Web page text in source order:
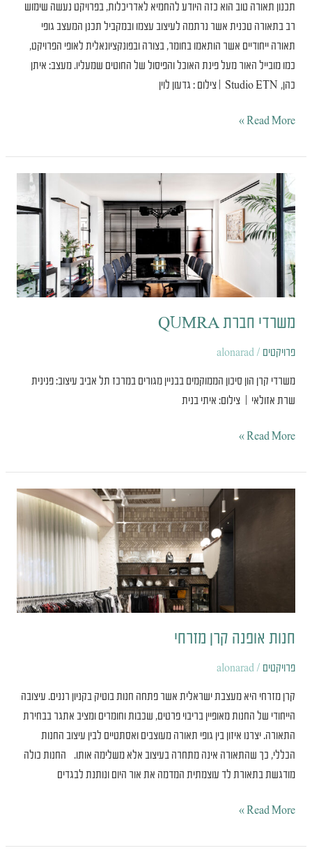
תכנון תאורה טוב הוא כזה היודע להחמיא לאדריכלות, בפרויקט נעשה שימוש
רב בתאורה טכנית אשר נרתמה לעיצוב עצמו ובמקביל תכנן המעצב גופי
תאורה ייחודיים אשר הותאמו בחומר, בצורה ובפונקציונאלית לאופי הפרויקט,
כמו מובייל האור מעל פינת האוכל והפיסול של החוטים שמעליו. מעצב: איתן
כהן, Studio ETN | צילום : גדעון לוין
Read More »
משרדי חברת QUMRA
פרויקטים /
alonarad
משרדי קרן הון סיכון הממוקמים בבניין מגורים במרכז תל אביב עיצוב: פנינית
שרת אזולאי | צילום: איתי בנית
משרדי
חברת
QUMRA
Read More »
חנות אופנה קרן מזרחי
פרויקטים /
alonarad
קרן מזרחי היא מעצבת ישראלית אשר פתחה חנות בוטיק בקניון רננים. עיצובה
הייחודי של החנות מאופיין בריבוי פרטים, שכבות וחומרים ומציב אתגר בבחירת
התאורה. יצרנו איזון בין גופי תאורה מעוצבים ואסתטיים לבין עיצוב החנות
הכללי, כך שהתאורה אינה מתחרה בעיצוב אלא משלימה אותו. החנות כולה
מודגשת בתאורת לד עוצמתית המדמה את אור היום ונותנת לבגדים
Read More »